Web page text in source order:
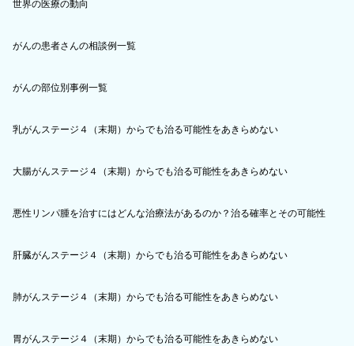
世界の医療の動向
がんの患者さんの相談例一覧
がんの部位別事例一覧
乳がんステージ４（末期）からでも治る可能性をあきらめない
大腸がんステージ４（末期）からでも治る可能性をあきらめない
悪性リンパ腫を治すにはどんな治療法があるのか？治る確率とその可能性
肝臓がんステージ４（末期）からでも治る可能性をあきらめない
肺がんステージ４（末期）からでも治る可能性をあきらめない
胃がんステージ４（末期）からでも治る可能性をあきらめない